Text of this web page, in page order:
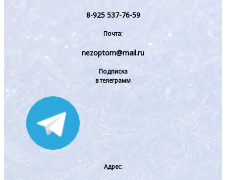
8-925 537-76-59
Почта:
nezoptom@mail.ru
Подписка
в телеграмм
Адрес: